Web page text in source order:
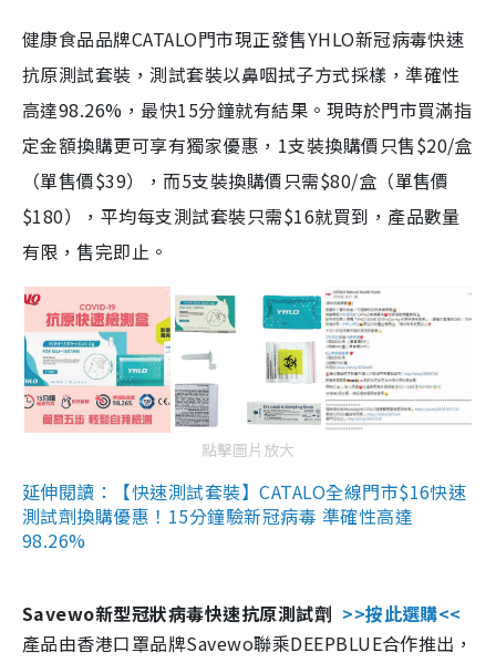
健康食品品牌CATALO門市現正發售YHLO新冠病毒快速
抗原測試套裝，測試套裝以鼻咽拭子方式採樣，準確性
高達98.26%，最快15分鐘就有結果。現時於門市買滿指
定金額換購更可享有獨家優惠，1支裝換購價只售$20/盒
（單售價$39），而5支裝換購價只需$80/盒（單售價
$180），平均每支測試套裝只需$16就買到，產品數量
有限，售完即止。
點擊圖片放大
延伸閱讀：【快速測試套裝】CATALO全線門市$16快速
測試劑換購優惠！15分鐘驗新冠病毒 準確性高達
98.26%
Savewo新型冠狀病毒快速抗原測試劑 >>按此選購<<
產品由香港口罩品牌Savewo聯乘DEEPBLUE合作推出，